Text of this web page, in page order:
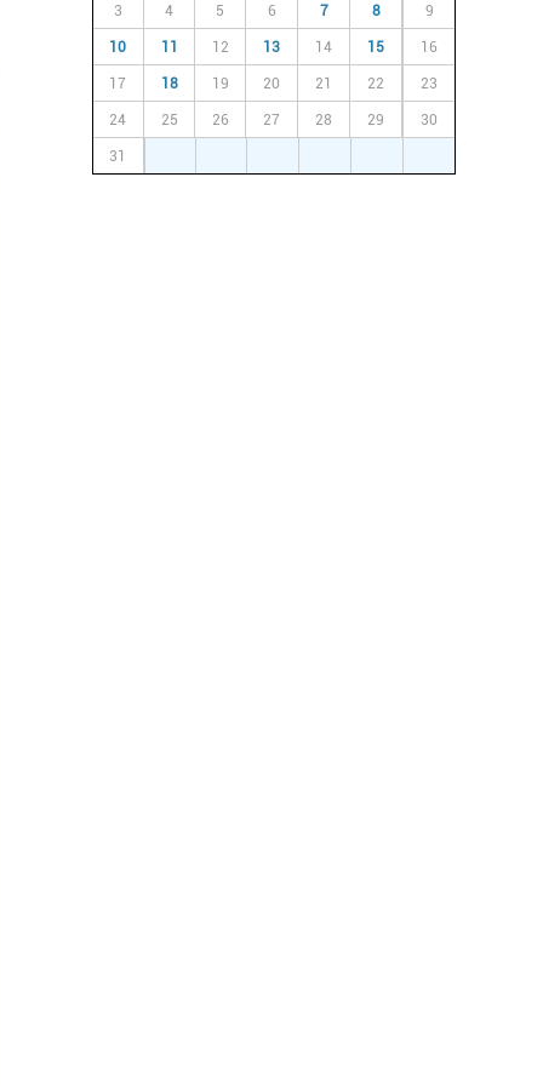
3 4 5 6 7 8 9
10 11 12 13 14 15 16
17 18 19 20 21 22 23
24 25 26 27 28 29 30
31